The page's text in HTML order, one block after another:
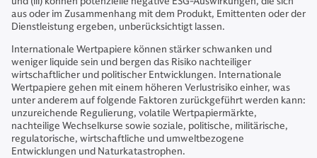
aus oder im Zusammenhang mit dem Produkt, Emittenten oder der
Dienstleistung ergeben, unberücksichtigt lassen.
Internationale Wertpapiere können stärker schwanken und
weniger liquide sein und bergen das Risiko nachteiliger
wirtschaftlicher und politischer Entwicklungen. Internationale
Wertpapiere gehen mit einem höheren Verlustrisiko einher, was
unter anderem auf folgende Faktoren zurückgeführt werden kann:
unzureichende Regulierung, volatile Wertpapiermärkte,
nachteilige Wechselkurse sowie soziale, politische, militärische,
regulatorische, wirtschaftliche und umweltbezogene
Entwicklungen und Naturkatastrophen.